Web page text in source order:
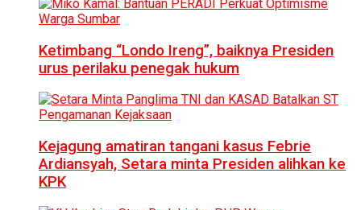
Ketimbang “Londo Ireng”, baiknya Presiden
urus perilaku penegak hukum
Kejagung amatiran tangani kasus Febrie
Ardiansyah, Setara minta Presiden alihkan ke
KPK